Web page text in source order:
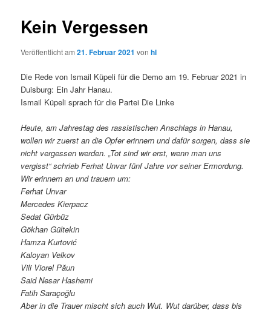
Kein Vergessen
Veröffentlicht am21. Februar 2021 vonhl
Die Rede von Ismail Küpeli für die Demo am 19. Februar 2021 in
Duisburg: Ein Jahr Hanau.
Ismail Küpeli sprach für die Partei Die Linke
Heute, am Jahrestag des rassistischen Anschlags in Hanau,
wollen wir zuerst an die Opfer erinnern und dafür sorgen, dass sie
nicht vergessen werden. „Tot sind wir erst, wenn man uns
vergisst“ schrieb Ferhat Unvar fünf Jahre vor seiner Ermordung.
Wir erinnern an und trauern um:
Ferhat Unvar
Mercedes Kierpacz
Sedat Gürbüz
Gökhan Gültekin
Hamza Kurtović
Kaloyan Velkov
Vili Viorel Păun
Said Nesar Hashemi
Fatih Saraçoğlu
Aber in die Trauer mischt sich auch Wut. Wut darüber, dass bis